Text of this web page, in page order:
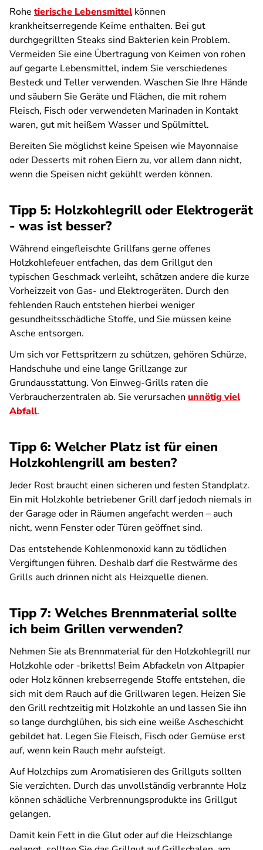
Rohe tierische Lebensmittelkönnen
krankheitserregende Keime enthalten. Bei gut
durchgegrillten Steaks sind Bakterien kein Problem.
Vermeiden Sie eine Übertragung von Keimen von rohen
auf gegarte Lebensmittel, indem Sie verschiedenes
Besteck und Teller verwenden. Waschen Sie Ihre Hände
und säubern Sie Geräte und Flächen, die mit rohem
Fleisch, Fisch oder verwendeten Marinaden in Kontakt
waren, gut mit heißem Wasser und Spülmittel.
Bereiten Sie möglichst keine Speisen wie Mayonnaise
oder Desserts mit rohen Eiern zu, vor allem dann nicht,
wenn die Speisen nicht gekühlt werden können.
Tipp 5: Holzkohlegrill oder Elektrogerät
- was ist besser?
Während eingefleischte Grillfans gerne offenes
Holzkohlefeuer entfachen, das dem Grillgut den
typischen Geschmack verleiht, schätzen andere die kurze
Vorheizzeit von Gas- und Elektrogeräten. Durch den
fehlenden Rauch entstehen hierbei weniger
gesundheitsschädliche Stoffe, und Sie müssen keine
Asche entsorgen.
Um sich vor Fettspritzern zu schützen, gehören Schürze,
Handschuhe und eine lange Grillzange zur
Grundausstattung. Von Einweg-Grills raten die
Verbraucherzentralen ab. Sie verursachen unnötig viel
Abfall.
Tipp 6: Welcher Platz ist für einen
Holzkohlengrill am besten?
Jeder Rost braucht einen sicheren und festen Standplatz.
Ein mit Holzkohle betriebener Grill darf jedoch niemals in
der Garage oder in Räumen angefacht werden – auch
nicht, wenn Fenster oder Türen geöffnet sind.
Das entstehende Kohlenmonoxid kann zu tödlichen
Vergiftungen führen. Deshalb darf die Restwärme des
Grills auch drinnen nicht als Heizquelle dienen.
Tipp 7: Welches Brennmaterial sollte
ich beim Grillen verwenden?
Nehmen Sie als Brennmaterial für den Holzkohlegrill nur
Holzkohle oder -briketts! Beim Abfackeln von Altpapier
oder Holz können krebserregende Stoffe entstehen, die
sich mit dem Rauch auf die Grillwaren legen. Heizen Sie
den Grill rechtzeitig mit Holzkohle an und lassen Sie ihn
so lange durchglühen, bis sich eine weiße Ascheschicht
gebildet hat. Legen Sie Fleisch, Fisch oder Gemüse erst
auf, wenn kein Rauch mehr aufsteigt.
Auf Holzchips zum Aromatisieren des Grillguts sollten
Sie verzichten. Durch das unvollständig verbrannte Holz
können schädliche Verbrennungsprodukte ins Grillgut
gelangen.
Damit kein Fett in die Glut oder auf die Heizschlange